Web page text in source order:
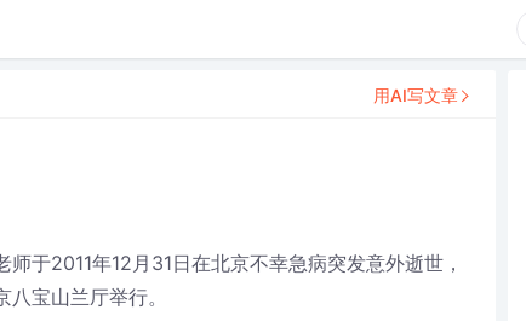
于2011年12月31日在北京不幸急病突发意外逝世，
宝山兰厅举行。
用AI写文章